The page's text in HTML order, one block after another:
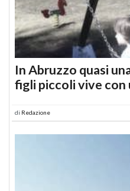
In Abruzzo quasi
figli piccoli vive con
di Redazione